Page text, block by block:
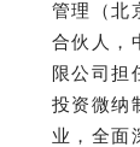
管理（北
合伙人，
限公司担
投资微纳
业，全面